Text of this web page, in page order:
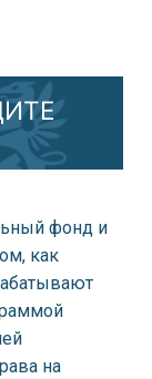
фонд и
как
на